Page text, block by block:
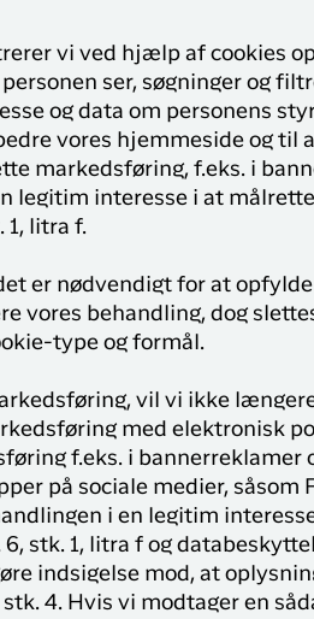
vi ved hjælp af cookies
ser, søgninger og
og data om personens
vores hjemmeside og til
markedsføring, f.eks. i
legitim interesse i at
1, litra f.
er nødvendigt for at
vores behandling, dog
type og formål.
vil vi ikke
med elektronisk
f.eks. i bannerreklamer
på sociale medier, såsom
i en legitim
stk. 1, litra f og
indsigelse mod, at
4. Hvis vi modtager en